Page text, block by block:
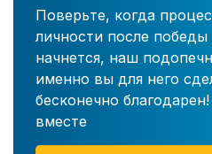
Поверьте, когда
личности после
начнется, наш
именно вы для него
бесконечно
вместе